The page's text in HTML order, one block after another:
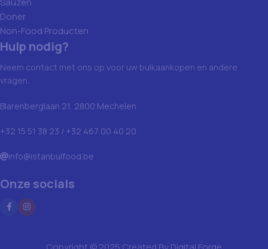
Doner
Non-Food Producten
Hulp nodig?
Neem contact met ons op voor uw bulkaankopen en andere
vragen.
Blarenberglaan 21, 2800 Mechelen
+32 15 51 38 23 / +32 467 00 40 20
info@istanbulfood.be
Onze socials